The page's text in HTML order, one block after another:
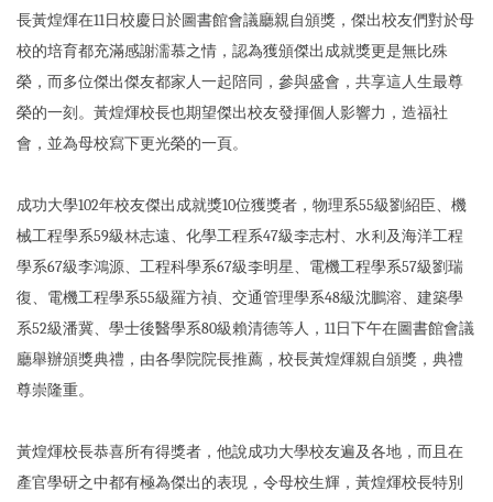
長黃煌煇在11日校慶日於圖書館會議廳親自頒獎，傑出校友們對於母
校的培育都充滿感謝濡慕之情，認為獲頒傑出成就獎更是無比殊
榮，而多位傑出傑友都家人一起陪同，參與盛會，共享這人生最尊
榮的一刻。黃煌煇校長也期望傑出校友發揮個人影響力，造福社
會，並為母校寫下更光榮的一頁。
成功大學102年校友傑出成就獎10位獲獎者，物理系55級劉紹臣、機
械工程學系59級林志遠、化學工程系47級李志村、水利及海洋工程
學系67級李鴻源、工程科學系67級李明星、電機工程學系57級劉瑞
復、電機工程學系55級羅方禎、交通管理學系48級沈鵬溶、建築學
系52級潘冀、學士後醫學系80級賴清德等人，11日下午在圖書館會議
廳舉辦頒獎典禮，由各學院院長推薦，校長黃煌煇親自頒獎，典禮
尊崇隆重。
黃煌煇校長恭喜所有得獎者，他說成功大學校友遍及各地，而且在
產官學研之中都有極為傑出的表現，令母校生輝，黃煌煇校長特別